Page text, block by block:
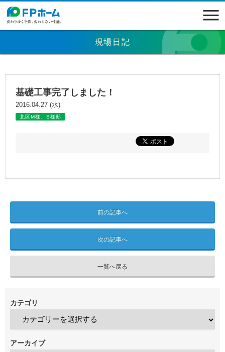
現場日記
基礎工事完了しました！
2016.04.27 (水)
北区M様、S様邸
前の記事へ
次の記事へ
一覧へ戻る
カテゴリ
アーカイブ